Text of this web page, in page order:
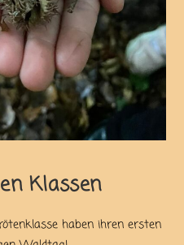
Klassen
haben ihren ersten